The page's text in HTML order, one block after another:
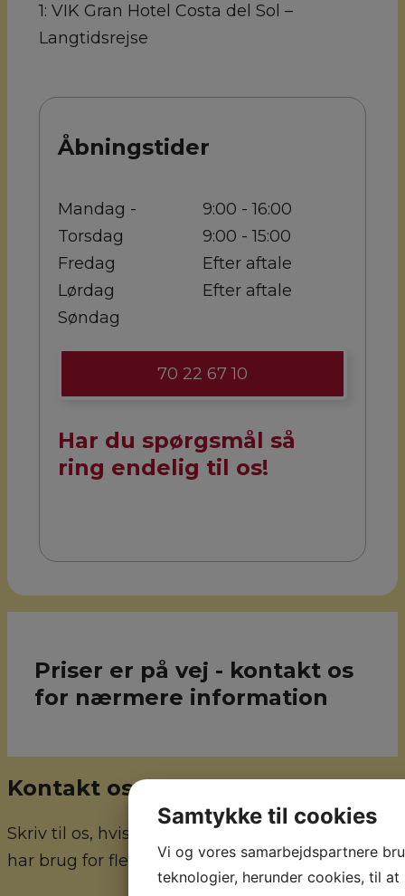
1: VIK Gran Hotel Costa del Sol –
Langtidsrejse
Åbningstider
Mandag -
Torsdag
Fredag
Lørdag
Søndag
9:00 - 16:00
9:00 - 15:00
Efter aftale
Efter aftale
70 22 67 10
Har du spørgsmål så
ring endelig til os!
Priser er på vej - kontakt os
for nærmere information
Kontakt os
Skriv til os, hvis du har nogle spørgsmål eller
har brug for flere informationer.
Samtykke til cookies
Vi og vores samarbejdspartnere
teknologier, herunder cookies, til at